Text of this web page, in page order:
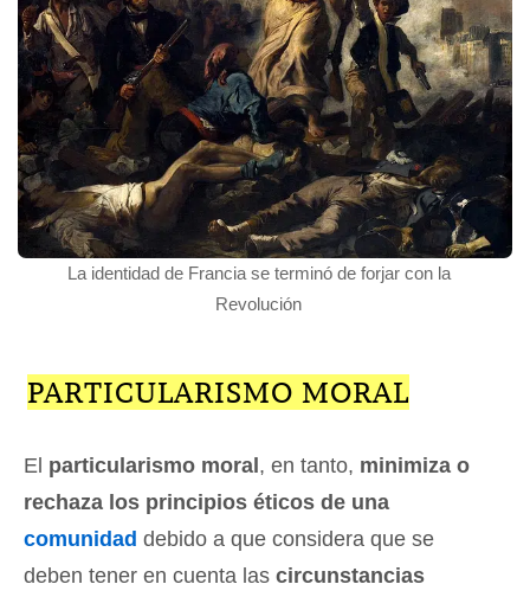
La identidad de Francia se terminó de forjar con la
Revolución
PARTICULARISMO MORAL
El particularismo moral , en tanto, minimiza o
rechaza los principios éticos de una
comunidad debido a que considera que se
deben tener en cuenta las circunstancias